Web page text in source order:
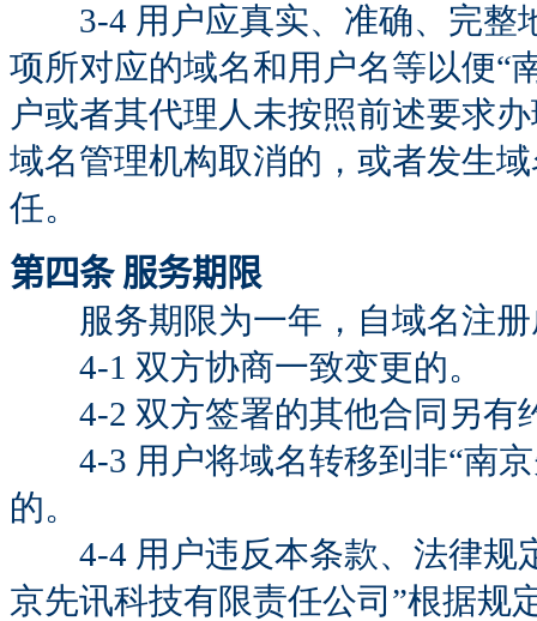
3-4 用户应真实、准确、完整
项所对应的域名和用户名等以便“
户或者其代理人未按照前述要求
域名管理机构取消的，或者发生
任。
第四条 服务期限
服务期限为一年，自域名注册
4-1 双方协商一致变更的。
4-2 双方签署的其他合同另有
4-3 用户将域名转移到非“南京
的。
4-4 用户违反本条款、法律规
京先讯科技有限责任公司”根据规